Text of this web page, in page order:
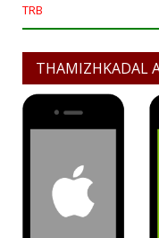
TRB
THAMIZHKADAL